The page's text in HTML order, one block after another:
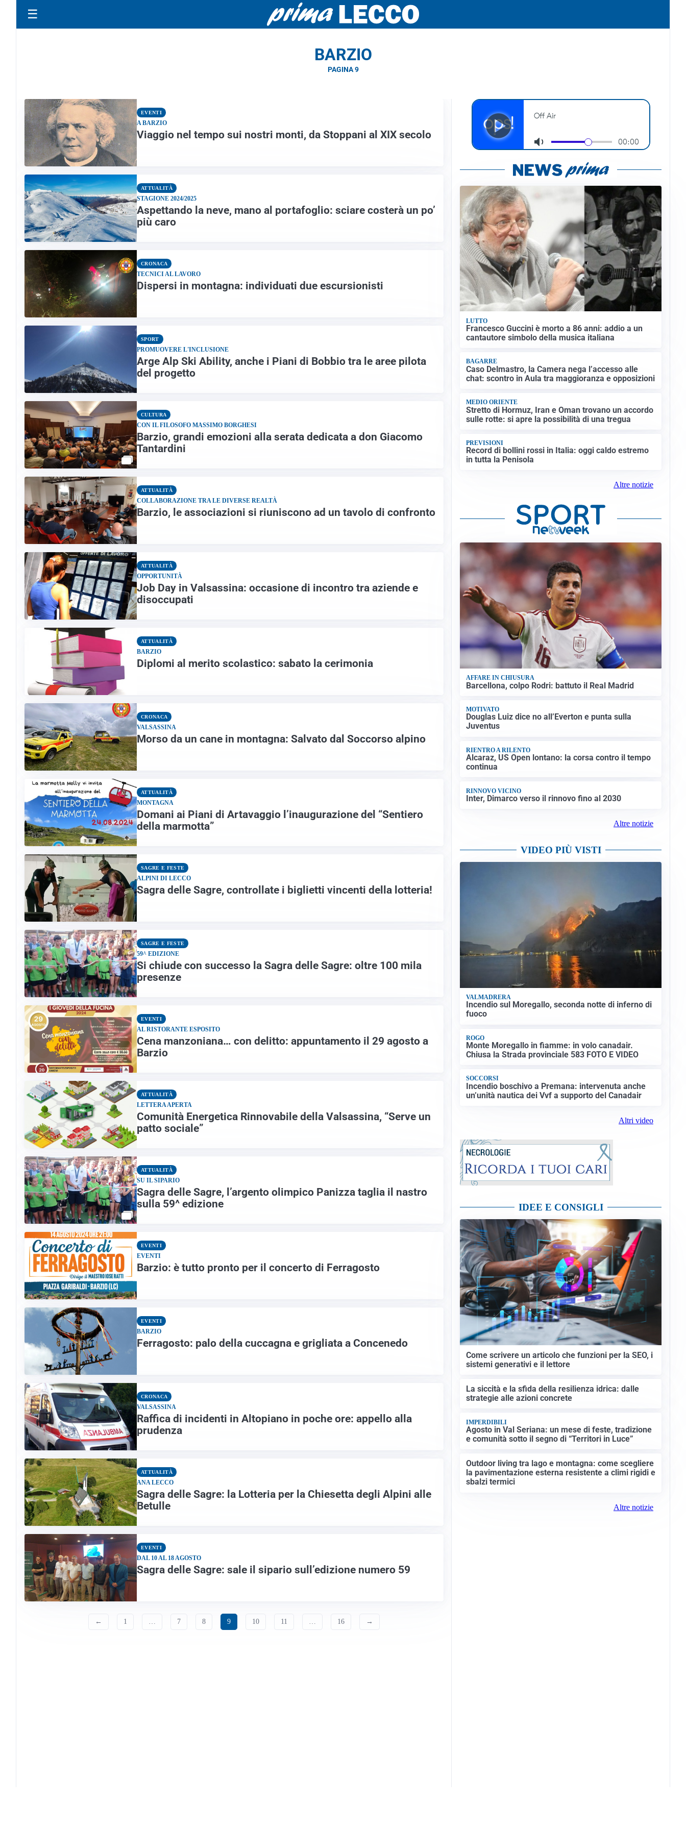
☰
BARZIO
PAGINA 9
EVENTI
A BARZIO
Viaggio nel tempo sui nostri monti, da Stoppani al XIX secolo
ATTUALITÀ
STAGIONE 2024/2025
Aspettando la neve, mano al portafoglio: sciare costerà un po’
più caro
CRONACA
TECNICI AL LAVORO
Dispersi in montagna: individuati due escursionisti
SPORT
PROMUOVERE L'INCLUSIONE
Arge Alp Ski Ability, anche i Piani di Bobbio tra le aree pilota
del progetto
CULTURA
CON IL FILOSOFO MASSIMO BORGHESI
Barzio, grandi emozioni alla serata dedicata a don Giacomo
Tantardini
ATTUALITÀ
COLLABORAZIONE TRA LE DIVERSE REALTÀ
Barzio, le associazioni si riuniscono ad un tavolo di confronto
ATTUALITÀ
OPPORTUNITÀ
Job Day in Valsassina: occasione di incontro tra aziende e
disoccupati
ATTUALITÀ
BARZIO
Diplomi al merito scolastico: sabato la cerimonia
CRONACA
VALSASSINA
Morso da un cane in montagna: Salvato dal Soccorso alpino
ATTUALITÀ
MONTAGNA
Domani ai Piani di Artavaggio l’inaugurazione del “Sentiero
della marmotta”
SAGRE E FESTE
ALPINI DI LECCO
Sagra delle Sagre, controllate i biglietti vincenti della lotteria!
SAGRE E FESTE
59^ EDIZIONE
Si chiude con successo la Sagra delle Sagre: oltre 100 mila
presenze
EVENTI
AL RISTORANTE ESPOSITO
Cena manzoniana… con delitto: appuntamento il 29 agosto a
Barzio
ATTUALITÀ
LETTERA APERTA
Comunità Energetica Rinnovabile della Valsassina, “Serve un
patto sociale”
ATTUALITÀ
SU IL SIPARIO
Sagra delle Sagre, l’argento olimpico Panizza taglia il nastro
sulla 59^ edizione
EVENTI
EVENTI
Barzio: è tutto pronto per il concerto di Ferragosto
EVENTI
BARZIO
Ferragosto: palo della cuccagna e grigliata a Concenedo
CRONACA
VALSASSINA
Raffica di incidenti in Altopiano in poche ore: appello alla
prudenza
ATTUALITÀ
ANA LECCO
Sagra delle Sagre: la Lotteria per la Chiesetta degli Alpini alle
Betulle
EVENTI
DAL 10 AL 18 AGOSTO
Sagra delle Sagre: sale il sipario sull’edizione numero 59
← 1 … 7 8 9 10 11 … 16 →
LUTTO
Francesco Guccini è morto a 86 anni: addio a un
cantautore simbolo della musica italiana
BAGARRE
Caso Delmastro, la Camera nega l’accesso alle
chat: scontro in Aula tra maggioranza e opposizioni
MEDIO ORIENTE
Stretto di Hormuz, Iran e Oman trovano un accordo
sulle rotte: si apre la possibilità di una tregua
PREVISIONI
Record di bollini rossi in Italia: oggi caldo estremo
in tutta la Penisola
Altre notizie
AFFARE IN CHIUSURA
Barcellona, colpo Rodri: battuto il Real Madrid
MOTIVATO
Douglas Luiz dice no all’Everton e punta sulla
Juventus
RIENTRO A RILENTO
Alcaraz, US Open lontano: la corsa contro il tempo
continua
RINNOVO VICINO
Inter, Dimarco verso il rinnovo fino al 2030
Altre notizie
VIDEO PIÙ VISTI
VALMADRERA
Incendio sul Moregallo, seconda notte di inferno di
fuoco
ROGO
Monte Moregallo in fiamme: in volo canadair.
Chiusa la Strada provinciale 583 FOTO E VIDEO
SOCCORSI
Incendio boschivo a Premana: intervenuta anche
un’unità nautica dei Vvf a supporto del Canadair
Altri video
IDEE E CONSIGLI
Come scrivere un articolo che funzioni per la SEO, i
sistemi generativi e il lettore
La siccità e la sfida della resilienza idrica: dalle
strategie alle azioni concrete
IMPERDIBILI
Agosto in Val Seriana: un mese di feste, tradizione
e comunità sotto il segno di “Territori in Luce”
Outdoor living tra lago e montagna: come scegliere
la pavimentazione esterna resistente a climi rigidi e
sbalzi termici
Altre notizie